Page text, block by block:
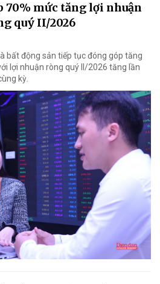
70% mức tăng lợi nhuận
quý II/2026
bất động sản tiếp tục đóng góp tăng
lợi nhuận ròng quý II/2026 tăng lần
kỳ.